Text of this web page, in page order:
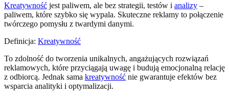
Kreatywność jest paliwem, ale bez strategii, testów i analizy –
paliwem, które szybko się wypala. Skuteczne reklamy to połączenie
twórczego pomysłu z twardymi danymi.
Definicja: Kreatywność
To zdolność do tworzenia unikalnych, angażujących rozwiązań
reklamowych, które przyciągają uwagę i budują emocjonalną relację
z odbiorcą. Jednak sama kreatywność nie gwarantuje efektów bez
wsparcia analityki i optymalizacji.